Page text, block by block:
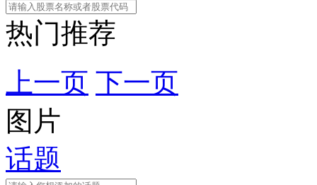
热门推荐
上一页 下一页
图片
话题